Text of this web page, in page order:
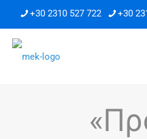
+30 2310 527 722 +30